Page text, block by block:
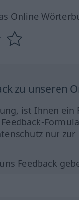
Online
zu unseren
ist Ihnen
nur
Feedback